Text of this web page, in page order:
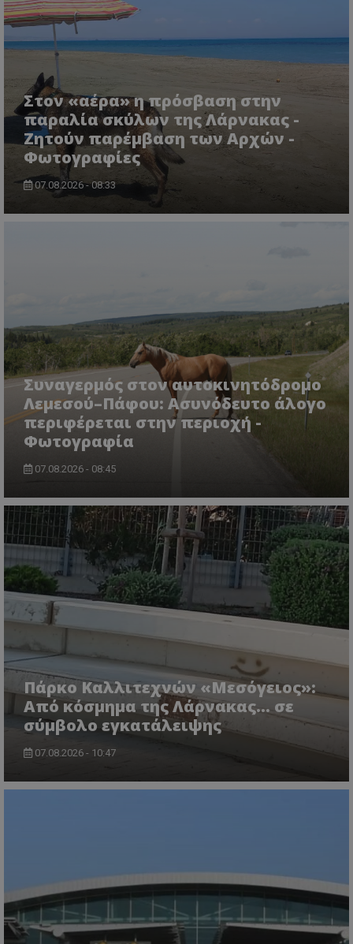
Στον «αέρα» η πρόσβαση στην
παραλία σκύλων της Λάρνακας -
Ζητούν παρέμβαση των Αρχών -
Φωτογραφίες
07.08.2026 - 08:33
Συναγερμός στον αυτοκινητόδρομο
Λεμεσού–Πάφου: Ασυνόδευτο άλογο
περιφέρεται στην περιοχή -
Φωτογραφία
07.08.2026 - 08:45
Πάρκο Καλλιτεχνών «Μεσόγειος»:
Από κόσμημα της Λάρνακας… σε
σύμβολο εγκατάλειψης
07.08.2026 - 10:47